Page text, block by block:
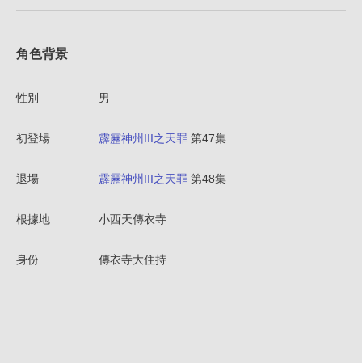
角色背景
性別 男
初登場 霹靂神州III之天罪 第47集
退場 霹靂神州III之天罪 第48集
根據地 小西天傳衣寺
身份 傳衣寺大住持